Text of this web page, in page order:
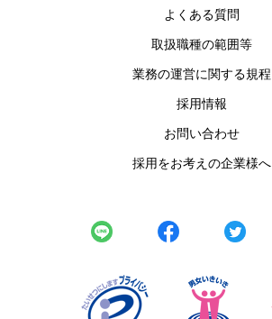
よくある質問
取扱職種の範囲等
業務の運営に関する規程
採用情報
お問い合わせ
採用をお考えの企業様へ